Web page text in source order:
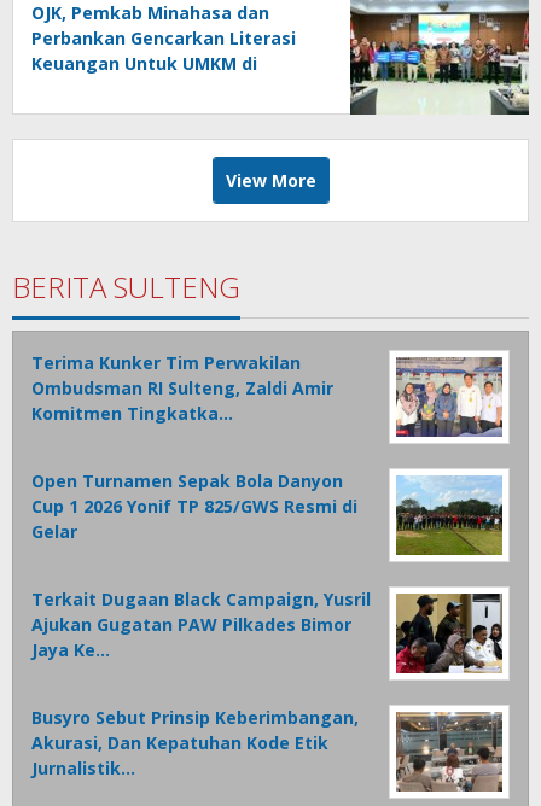
OJK, Pemkab Minahasa dan
Perbankan Gencarkan Literasi
Keuangan Untuk UMKM di
View More
BERITA SULTENG
Terima Kunker Tim Perwakilan
Ombudsman RI Sulteng, Zaldi Amir
Komitmen Tingkatka…
Open Turnamen Sepak Bola Danyon
Cup 1 2026 Yonif TP 825/GWS Resmi di
Gelar
Terkait Dugaan Black Campaign, Yusril
Ajukan Gugatan PAW Pilkades Bimor
Jaya Ke…
Busyro Sebut Prinsip Keberimbangan,
Akurasi, Dan Kepatuhan Kode Etik
Jurnalistik…